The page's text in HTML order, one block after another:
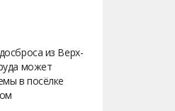
из Верх-
может
в посёлке